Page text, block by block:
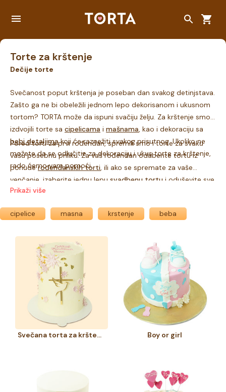
Torte za krštenje
Dečije torte
Svečanost poput krštenja je poseban dan svakog detinjstava.
Zašto ga ne bi obeležili jednom lepo dekorisanom i ukusnom
tortom? TORTA može da ispuni svačiju želju. Za krštenje smo
izdvojili torte sa cipelicama i mašnama, kao i dekoraciju sa
bebi detaljimakoji će raznežiti svakog prisutnog. Ukoliko ne
možete da se odlučitie za dekoraciju i ukus torte za krštenje,
rado ćemo vam pomoći.
Pored torti za prvi rođendan, spremili smo i torte za svaku
vašu posebnu priliku. Za vaš rođendan odaberite tortu iz
ponuderođendanskih torti, ili ako se spremate za vaše
venčanje, izaberite jednu lepu svadbenu tortu i oduševite sve
goste. Izrazite ljubav prema nekome i poručite tortu iz
Prikaži više
cipelice masna krstenje beba
Svečana torta za krštenje Boy or girl